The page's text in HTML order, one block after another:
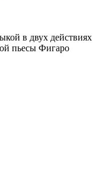
в двух действиях
пьесы Фигаро